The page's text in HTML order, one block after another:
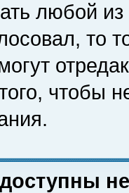
любой
то
чтобы